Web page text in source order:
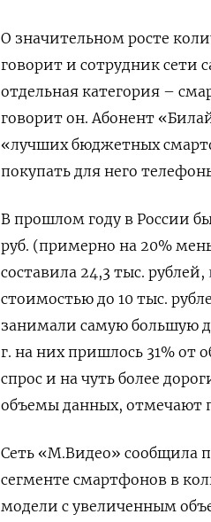
О значительном росте
говорит и сотрудник сети
отдельная категория –
говорит он. Абонент
«лучших бюджетных
покупать для него
В прошлом году в России
руб. (примерно на 20%
составила 24,3 тыс. рублей,
стоимостью до 10 тыс.
занимали самую большую
г. на них пришлось 31% от
спрос и на чуть более
объемы данных, отмечают
Сеть «М.Видео» сообщила
сегменте смартфонов в
модели с увеличенным